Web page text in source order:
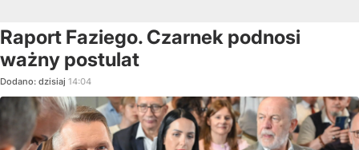
Raport Faziego. Czarnek podnosi
ważny postulat
Dodano: dzisiaj 14:04